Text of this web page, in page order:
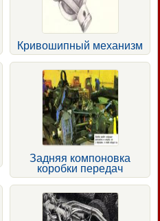
Кривошипный механизм
Задняя компоновка
коробки передач